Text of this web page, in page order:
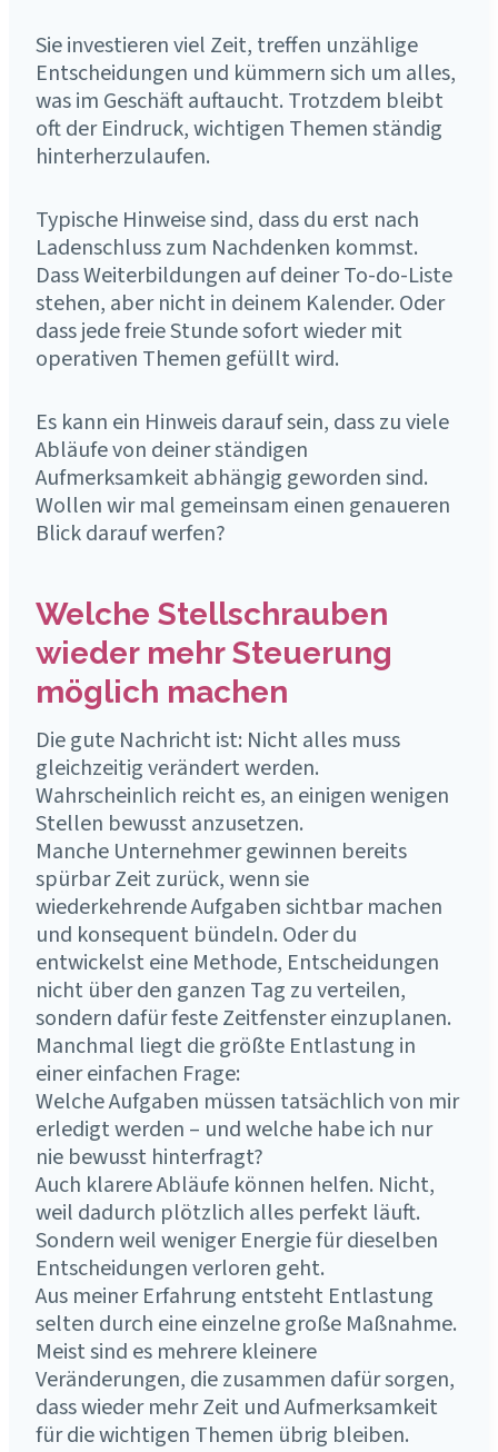
Sie investieren viel Zeit, treffen unzählige
Entscheidungen und kümmern sich um alles,
was im Geschäft auftaucht. Trotzdem bleibt
oft der Eindruck, wichtigen Themen ständig
hinterherzulaufen.
Typische Hinweise sind, dass du erst nach
Ladenschluss zum Nachdenken kommst.
Dass Weiterbildungen auf deiner To-do-Liste
stehen, aber nicht in deinem Kalender. Oder
dass jede freie Stunde sofort wieder mit
operativen Themen gefüllt wird.
Es kann ein Hinweis darauf sein, dass zu viele
Abläufe von deiner ständigen
Aufmerksamkeit abhängig geworden sind.
Wollen wir mal gemeinsam einen genaueren
Blick darauf werfen?
Welche Stellschrauben
wieder mehr Steuerung
möglich machen
Die gute Nachricht ist: Nicht alles muss
gleichzeitig verändert werden.
Wahrscheinlich reicht es, an einigen wenigen
Stellen bewusst anzusetzen.
Manche Unternehmer gewinnen bereits
spürbar Zeit zurück, wenn sie
wiederkehrende Aufgaben sichtbar machen
und konsequent bündeln. Oder du
entwickelst eine Methode, Entscheidungen
nicht über den ganzen Tag zu verteilen,
sondern dafür feste Zeitfenster einzuplanen.
Manchmal liegt die größte Entlastung in
einer einfachen Frage:
Welche Aufgaben müssen tatsächlich von mir
erledigt werden – und welche habe ich nur
nie bewusst hinterfragt?
Auch klarere Abläufe können helfen. Nicht,
weil dadurch plötzlich alles perfekt läuft.
Sondern weil weniger Energie für dieselben
Entscheidungen verloren geht.
Aus meiner Erfahrung entsteht Entlastung
selten durch eine einzelne große Maßnahme.
Meist sind es mehrere kleinere
Veränderungen, die zusammen dafür sorgen,
dass wieder mehr Zeit und Aufmerksamkeit
für die wichtigen Themen übrig bleiben.